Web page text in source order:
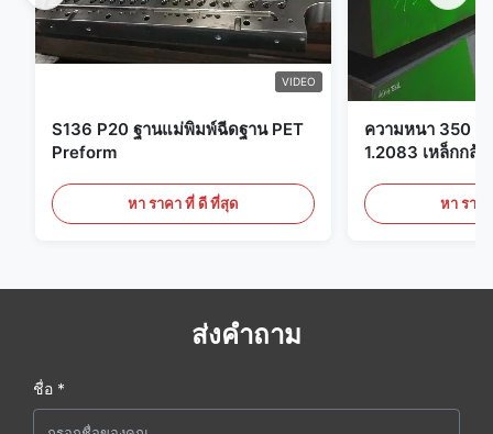
VIDEO
S136 P20 ฐานแม่พิมพ์ฉีดฐาน PET
Preform
หา ราคา ที่ ดี ที่สุด
ความหนา 350 ม
1.2083 เหล็กกล้
หา ราค
ส่งคำถาม
ชื่อ *